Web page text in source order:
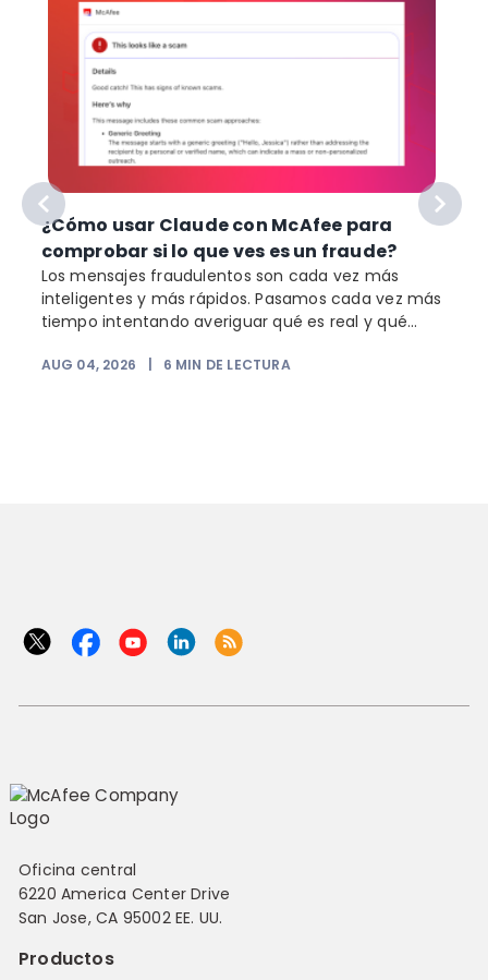
¿Cómo usar Claude con McAfee para
comprobar si lo que ves es un fraude?
Los mensajes fraudulentos son cada vez más
inteligentes y más rápidos. Pasamos cada vez más
tiempo intentando averiguar qué es real y qué...
AUG 04, 2026 6 MIN DE LECTURA
Oficina central
6220 America Center Drive
San Jose, CA 95002 EE. UU.
Productos